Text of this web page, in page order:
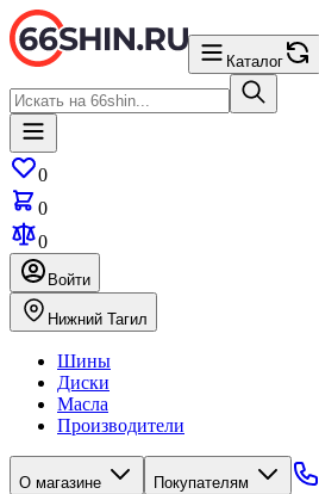
Каталог
0
0
0
Войти
Нижний Тагил
Шины
Диски
Масла
Производители
О магазине Покупателям